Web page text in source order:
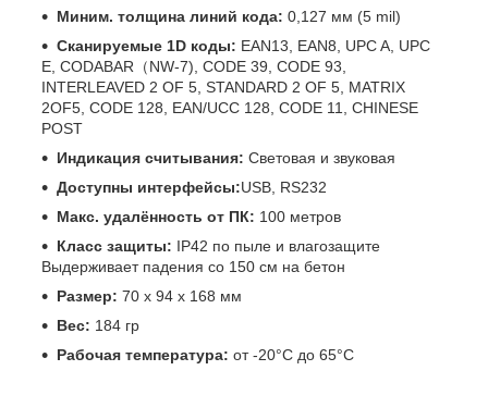
Миним. толщина линий кода: 0,127 мм (5 mil)
Сканируемые 1D коды: EAN13, EAN8, UPC A, UPC
E, CODABAR（NW-7), CODE 39, CODE 93,
INTERLEAVED 2 OF 5, STANDARD 2 OF 5, MATRIX
2OF5, CODE 128, EAN/UCC 128, CODE 11, CHINESE
POST
Индикация считывания: Световая и звуковая
Доступны интерфейсы:USB, RS232
Макс. удалённость от ПК: 100 метров
Класс защиты: IP42 по пыле и влагозащите
Выдерживает падения со 150 см на бетон
Размер: 70 х 94 х 168 мм
Вес: 184 гр
Рабочая температура: от -20°С до 65°C